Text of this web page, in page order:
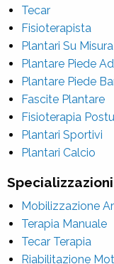
Tecar
Fisioterapista
Plantari Su Misura
Plantare Piede
Plantare Piede
Fascite Plantare
Fisioterapia
Plantari Sportivi
Plantari Calcio
Mobilizzazione
Terapia Manuale
Tecar Terapia
Riabilitazione